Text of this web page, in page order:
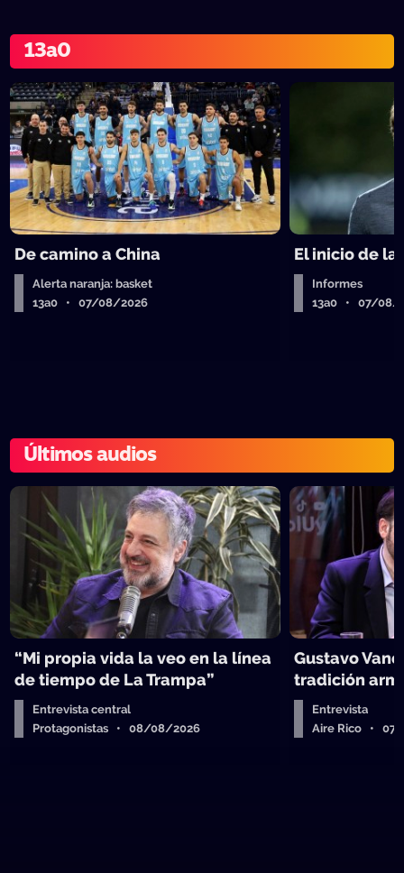
13a0
De camino a China
Alerta naranja: basket
13a0 • 07/08/2026
El inicio de la
Informes
13a0 • 07/08/
Últimos audios
“Mi propia vida la veo en la línea
de tiempo de La Trampa”
Entrevista central
Protagonistas • 08/08/2026
Gustavo
tradición
Entrevista
Aire Rico •